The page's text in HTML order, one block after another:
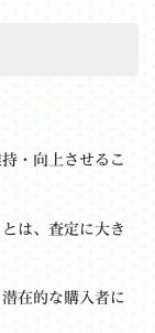
・向上させるこ
は、査定に大き
在的な購入者に